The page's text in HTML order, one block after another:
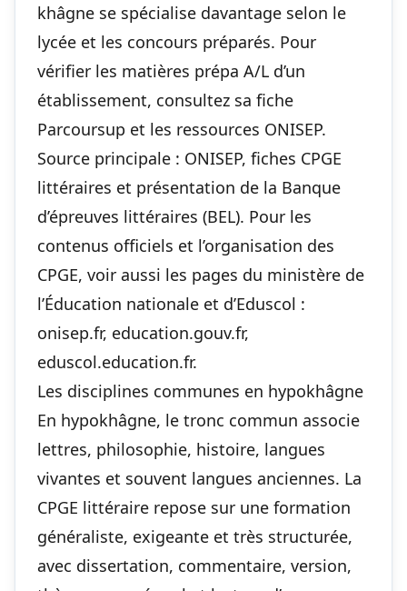
khâgne se spécialise davantage selon le
lycée et les concours préparés. Pour
vérifier les matières prépa A/L d’un
établissement, consultez sa fiche
Parcoursup et les ressources ONISEP.
Source principale : ONISEP, fiches CPGE
littéraires et présentation de la Banque
d’épreuves littéraires (BEL). Pour les
contenus officiels et l’organisation des
CPGE, voir aussi les pages du ministère de
l’Éducation nationale et d’Eduscol :
onisep.fr, education.gouv.fr,
eduscol.education.fr.
Les disciplines communes en hypokhâgne
En hypokhâgne, le tronc commun associe
lettres, philosophie, histoire, langues
vivantes et souvent langues anciennes. La
CPGE littéraire repose sur une formation
généraliste, exigeante et très structurée,
avec dissertation, commentaire, version,